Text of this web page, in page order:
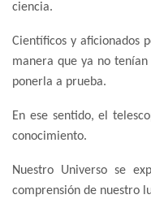
ciencia.
Científicos y aficionados
manera que ya no
ponerla a prueba.
En ese sentido, el
conocimiento.
Nuestro Universo se
comprensión de nuestro